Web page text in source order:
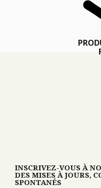
INSCRIVEZ-VOUS À
DES MISES À JOURS,
SPONTANÉS